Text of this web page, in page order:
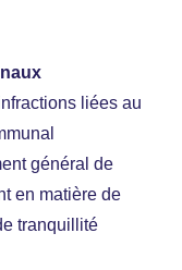
liées au
général de
en matière de
tranquillité